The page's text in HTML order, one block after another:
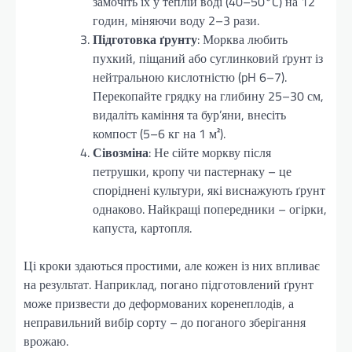
годин, міняючи воду 2–3 рази.
Підготовка ґрунту: Морква любить
пухкий, піщаний або суглинковий ґрунт із
нейтральною кислотністю (pH 6–7).
Перекопайте грядку на глибину 25–30 см,
видаліть каміння та бур’яни, внесіть
компост (5–6 кг на 1 м²).
Сівозміна: Не сійте моркву після
петрушки, кропу чи пастернаку – це
споріднені культури, які виснажують ґрунт
однаково. Найкращі попередники – огірки,
капуста, картопля.
Ці кроки здаються простими, але кожен із них впливає
на результат. Наприклад, погано підготовлений ґрунт
може призвести до деформованих коренеплодів, а
неправильний вибір сорту – до поганого зберігання
врожаю.